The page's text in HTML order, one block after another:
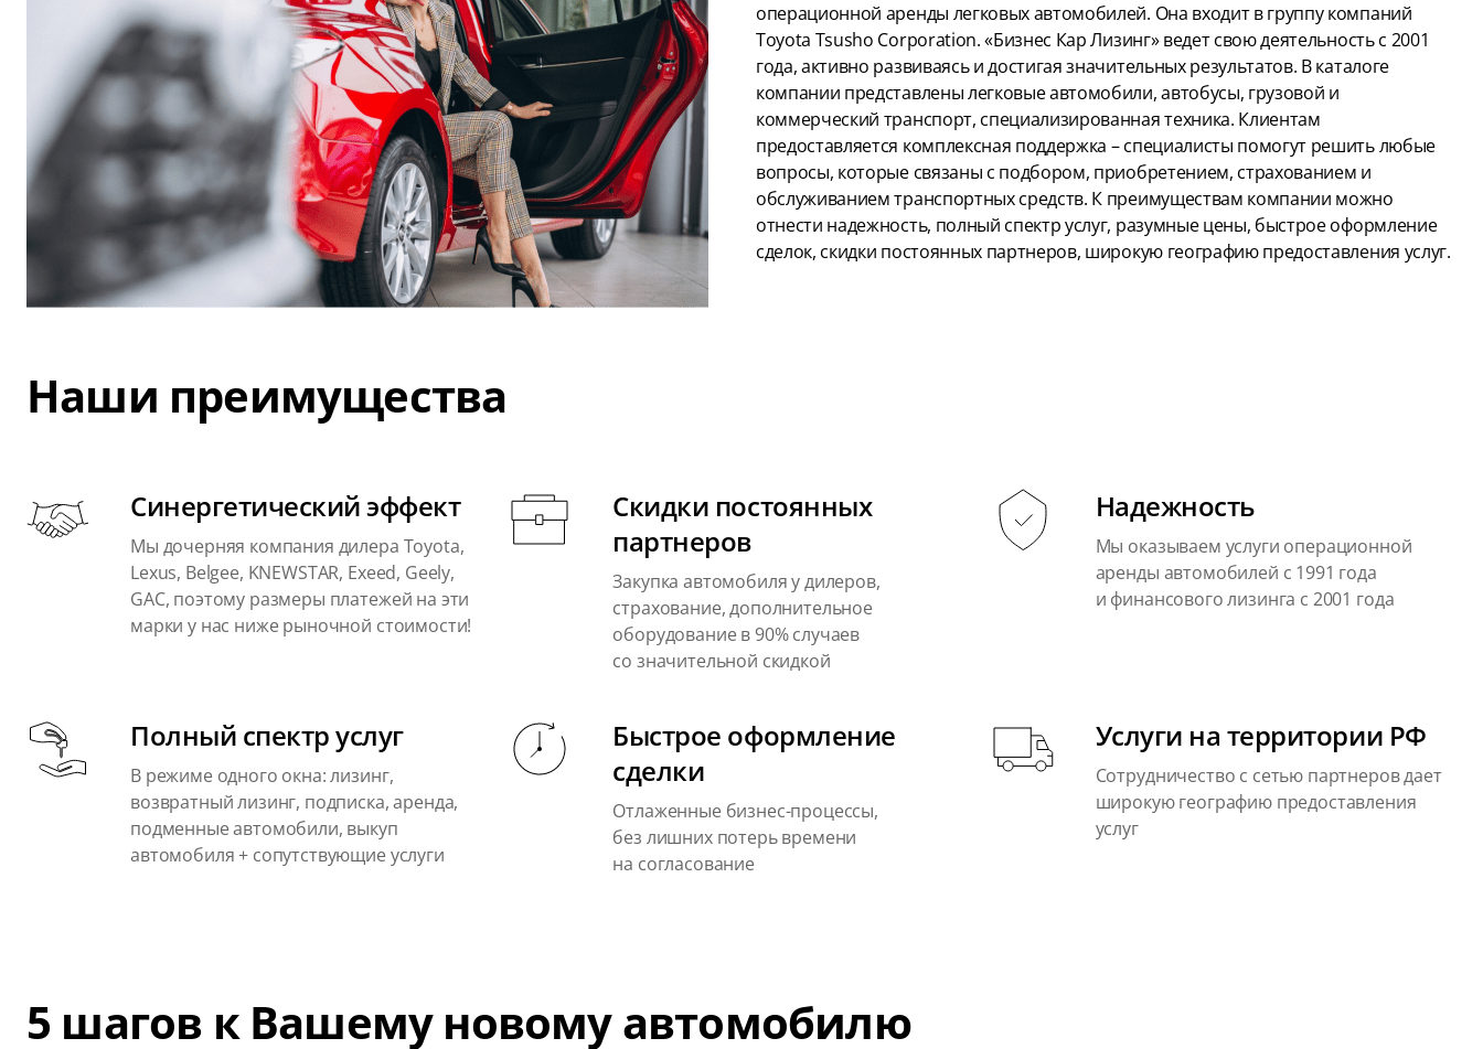
операционной аренды легковых автомобилей. Она входит в группу компаний
Toyota Tsusho Corporation. «Бизнес Кар Лизинг» ведет свою деятельность с 2001
года, активно развиваясь и достигая значительных результатов. В каталоге
компании представлены легковые автомобили, автобусы, грузовой и
коммерческий транспорт, специализированная техника. Клиентам
предоставляется комплексная поддержка – специалисты помогут решить любые
вопросы, которые связаны с подбором, приобретением, страхованием и
обслуживанием транспортных средств. К преимуществам компании можно
отнести надежность, полный спектр услуг, разумные цены, быстрое оформление
сделок, скидки постоянных партнеров, широкую географию предоставления услуг.
Наши преимущества
Синергетический эффект
Мы дочерняя компания дилера Toyota,
Lexus, Belgee, KNEWSTAR, Exeed, Geely,
GAC, поэтому размеры платежей на эти
марки у нас ниже рыночной стоимости!
Скидки постоянных
партнеров
Закупка автомобиля у дилеров,
страхование, дополнительное
оборудование в 90% случаев
со значительной скидкой
Надежность
Мы оказываем услуги операционной
аренды автомобилей с 1991 года
и финансового лизинга с 2001 года
Полный спектр услуг
В режиме одного окна: лизинг,
возвратный лизинг, подписка, аренда,
подменные автомобили, выкуп
автомобиля + сопутствующие услуги
Быстрое оформление
сделки
Отлаженные бизнес-процессы,
без лишних потерь времени
на согласование
Услуги на территории РФ
Сотрудничество с сетью партнеров дает
широкую географию предоставления
услуг
5 шагов к Вашему новому автомобилю